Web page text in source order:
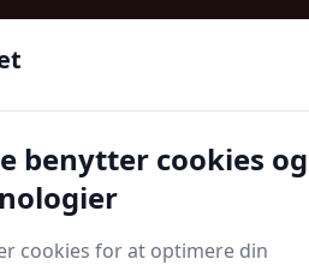
| Din Kulturguide Siden
butikker
benytter cookies og
cookies for at optimere din